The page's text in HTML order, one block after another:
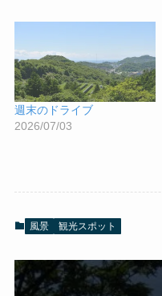
週末のドライブ
2026/07/03
風景 観光スポット